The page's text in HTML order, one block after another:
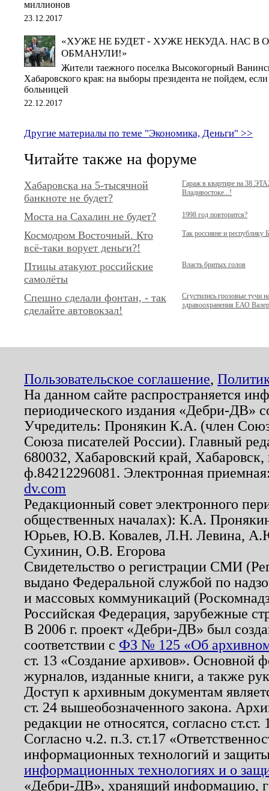
миллионов
23.12.2017
«ХУЖЕ НЕ БУДЕТ - ХУЖЕ НЕКУДА. НАС В
ОБМАНУЛИ!»
Жители таежного поселка Высокогорный
Хабаровского края: на выборы президента не пойдем,
больницей
22.12.2017
Другие материалы по теме "Экономика, Деньги" >>
Читайте также на форуме
Хабаровска на 5-тысячной
банкноте не будет?
Гараж в квартире на 38
Владивостоке...!
Моста на Сахалин не будет? 1998 год повторится?
Космодром Восточный. Кто
всё-таки ворует деньги?!
Так россияне и республику
Птицы атакуют российские
самолёты
Власть бритых голов
Спешно сделали фонтан, - так
сделайте автовокзал!
Сгустились грозовые тучи
здравоохранения ЕАО
Пользовательское соглашение,
На данном сайте распространяется
периодического издания «Дебри-ДВ»
Учредитель: Пронякин К.А. (член
Союза писателей России). Главный
680032, Хабаровский край,
ф.84212296081. Электронная
dv.com
Редакционный совет электронного
общественных началах): К.А.
Юрьев, Ю.В. Ковалев, Л.Н. Левина,
Сухинин, О.В. Егорова
Свидетельство о регистрации СМИ
выдано Федеральной службой по
и массовых коммуникаций
Российская Федерация, зарубежные
В 2006 г. проект «Дебри-ДВ» был
соответствии с ФЗ № 125 «Об
ст. 13 «Создание архивов». Основной
журналов, изданные книги, а также
Доступ к архивным документам
ст. 24 вышеобозначенного закона.
редакции не относятся, согласно
Согласно ч.2. п.3. ст.17
информационных технологий и
информационных технологиях и о
«Дебри-ДВ», хранящий информацию,